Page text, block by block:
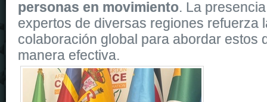
personas en movimiento. La
expertos de diversas regiones refuerza
colaboración global para abordar estos
manera efectiva.